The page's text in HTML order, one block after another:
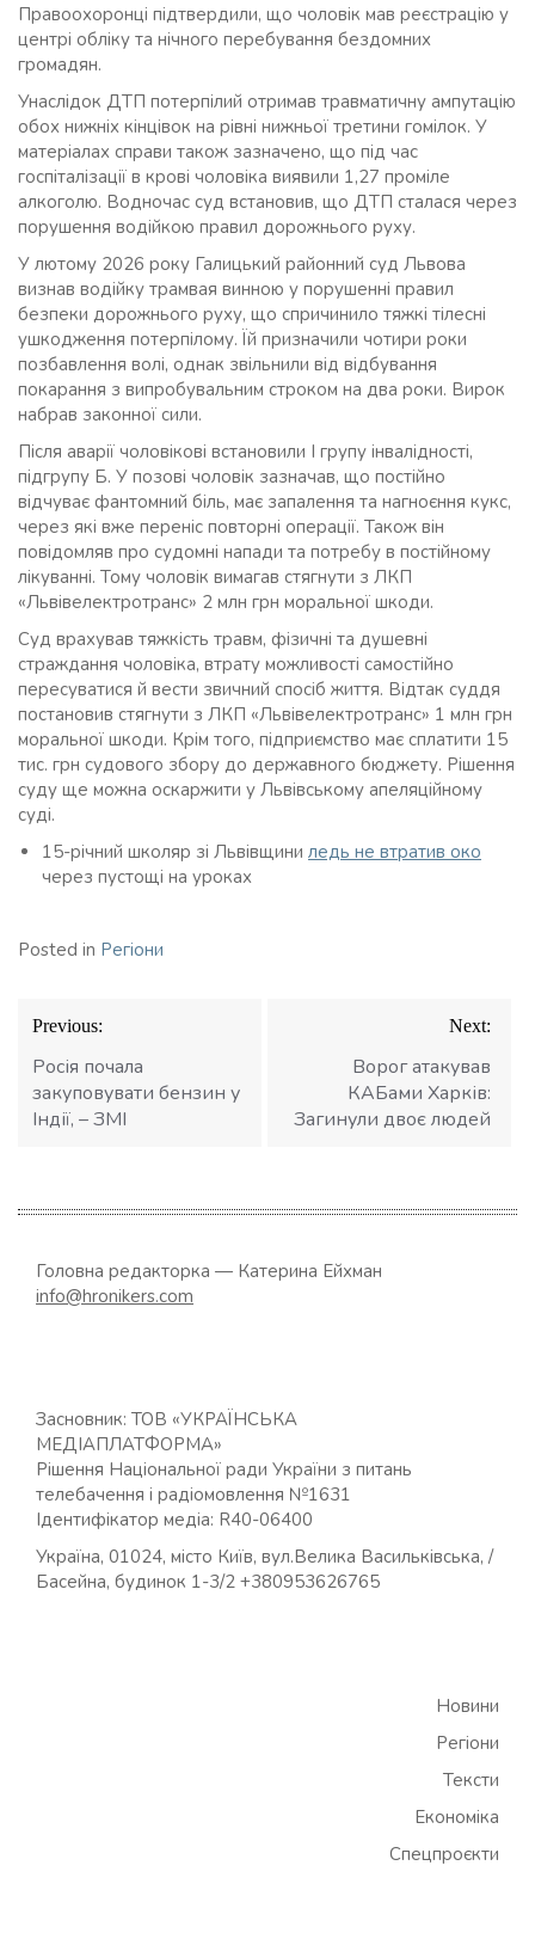
Правоохоронці підтвердили, що чоловік мав реєстрацію у
центрі обліку та нічного перебування бездомних
громадян.
Унаслідок ДТП потерпілий отримав травматичну ампутацію
обох нижніх кінцівок на рівні нижньої третини гомілок. У
матеріалах справи також зазначено, що під час
госпіталізації в крові чоловіка виявили 1,27 проміле
алкоголю. Водночас суд встановив, що ДТП сталася через
порушення водійкою правил дорожнього руху.
У лютому 2026 року Галицький районний суд Львова
визнав водійку трамвая винною у порушенні правил
безпеки дорожнього руху, що спричинило тяжкі тілесні
ушкодження потерпілому. Їй призначили чотири роки
позбавлення волі, однак звільнили від відбування
покарання з випробувальним строком на два роки. Вирок
набрав законної сили.
Після аварії чоловікові встановили І групу інвалідності,
підгрупу Б. У позові чоловік зазначав, що постійно
відчуває фантомний біль, має запалення та нагноєння кукс,
через які вже переніс повторні операції. Також він
повідомляв про судомні напади та потребу в постійному
лікуванні. Тому чоловік вимагав стягнути з ЛКП
«Львівелектротранс» 2 млн грн моральної шкоди.
Суд врахував тяжкість травм, фізичні та душевні
страждання чоловіка, втрату можливості самостійно
пересуватися й вести звичний спосіб життя. Відтак суддя
постановив стягнути з ЛКП «Львівелектротранс» 1 млн грн
моральної шкоди. Крім того, підприємство має сплатити 15
тис. грн судового збору до державного бюджету. Рішення
суду ще можна оскаржити у Львівському апеляційному
суді.
15-річний школяр зі Львівщини ледь не втратив око
через пустощі на уроках
Posted in Регіони
Навігація
записів
Previous:
Росія почала
закуповувати бензин у
Індії, – ЗМІ
Next:
Ворог атакував
КАБами Харків:
Загинули двоє людей
Головна редакторка — Катерина Ейхман
info@hronikers.com
Засновник: ТОВ «УКРАЇНСЬКА
МЕДІАПЛАТФОРМА»
Рішення Національної ради України з питань
телебачення і радіомовлення №1631
Ідентифікатор медіа: R40-06400
Україна, 01024, місто Київ, вул.Велика Васильківська, /
Басейна, будинок 1-3/2 +380953626765
Новини
Регіони
Тексти
Економіка
Спецпроєкти